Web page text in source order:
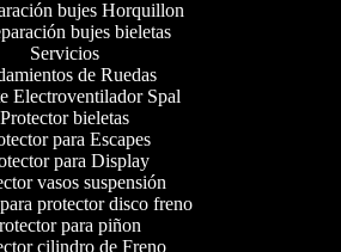
bujes Horquillon
bujes bieletas
Servicios
de Ruedas
Electroventilador Spal
Protector bieletas
para Escapes
para Display
vasos suspensión
protector disco freno
para piñon
cilindro de Freno